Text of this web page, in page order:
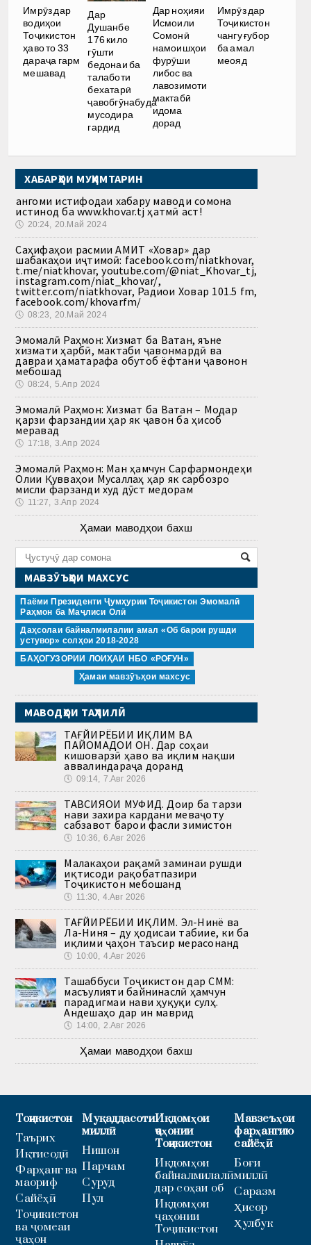
Имрӯз дар
водиҳои
Тоҷикистон
ҳаво то 33
дараҷа гарм
мешавад
Дар
Душанбе
176 кило
гӯшти
бедонаи ба
талаботи
бехатарӣ
ҷавобгӯнабуда
мусодира
гардид
Дар ноҳияи
Исмоили
Сомонӣ
намоишҳои
фурӯши
либос ва
лавозимоти
мактабӣ
идома
дорад
Имрӯз дар
Тоҷикистон
чангу ғубор
ба амал
меояд
ХАБАРҲОИ МУҲИМТАРИН
Ҳангоми истифодаи хабару маводи сомона
истинод ба www.khovar.tj ҳатмӣ аст!
🕔 20:24, 20.Май 2024
Саҳифаҳои расмии АМИТ «Ховар» дар
шабакаҳои иҷтимоӣ: facebook.com/niatkhovar,
t.me/niatkhovar, youtube.com/@niat_Khovar_tj,
instagram.com/niat_khovar/,
twitter.com/niatkhovar, Радиои Ховар 101.5 fm,
facebook.com/khovarfm/
🕔 08:23, 20.Май 2024
Эмомалӣ Раҳмон: Хизмат ба Ватан, яъне
хизмати ҳарбӣ, мактаби ҷавонмардӣ ва
давраи ҳаматарафа обутоб ёфтани ҷавонон
мебошад
🕔 08:24, 5.Апр 2024
Эмомалӣ Раҳмон: Хизмат ба Ватан – Модар
қарзи фарзандии ҳар як ҷавон ба ҳисоб
меравад
🕔 17:18, 3.Апр 2024
Эмомалӣ Раҳмон: Ман ҳамчун Сарфармондеҳи
Олии Қувваҳои Мусаллаҳ ҳар як сарбозро
мисли фарзанди худ дӯст медорам
🕔 11:27, 3.Апр 2024
Ҳамаи маводҳои бахш
МАВЗӮЪҲОИ МАХСУС
Паёми Президенти Ҷумҳурии Тоҷикистон Эмомалӣ
Раҳмон ба Маҷлиси Олӣ
Даҳсолаи байналмилалии амал «Об барои рушди
устувор» солҳои 2018-2028
БАҲОГУЗОРИИ ЛОИҲАИ НБО «РОҒУН»
Ҳамаи мавзӯъҳои махсус
МАВОДҲОИ ТАҲЛИЛӢ
ТАҒЙИРЁБИИ ИҚЛИМ ВА
ПАЙОМАДҲОИ ОН. Дар соҳаи
кишоварзӣ ҳаво ва иқлим нақши
аввалиндараҷа доранд
🕔 09:14, 7.Авг 2026
ТАВСИЯҲОИ МУФИД. Доир ба тарзи
нави захира кардани меваҷоту
сабзавот барои фасли зимистон
🕔 10:36, 6.Авг 2026
Малакаҳои рақамӣ заминаи рушди
иқтисоди рақобатпазири
Тоҷикистон мебошанд
🕔 11:30, 4.Авг 2026
ТАҒЙИРЁБИИ ИҚЛИМ. Эл-Нинё ва
Ла-Ниня – ду ҳодисаи табиие, ки ба
иқлими ҷаҳон таъсир мерасонанд
🕔 10:00, 4.Авг 2026
Ташаббуси Тоҷикистон дар СММ:
масъулияти байнинаслӣ ҳамчун
парадигмаи нави ҳуқуқи сулҳ.
Андешаҳо дар ин маврид
🕔 14:00, 2.Авг 2026
Ҳамаи маводҳои бахш
Тоҷикистон
Таърих
Иқтисодӣ
Фарҳанг ва
маориф
Сайёҳӣ
Тоҷикистон
ва ҷомеаи
ҷаҳон
Муқаддасоти
миллӣ
Нишон
Парчам
Суруд
Пул
Иқдомҳои
ҷаҳонии
Тоҷикистон
Иқдомҳои
байналмилалӣ
дар соҳаи об
Иқдомҳои
ҷаҳонии
Тоҷикистон
Мавзеъҳои
фарҳангию
сайёҳӣ
Боғи
миллӣ
Саразм
Ҳисор
Ҳулбук